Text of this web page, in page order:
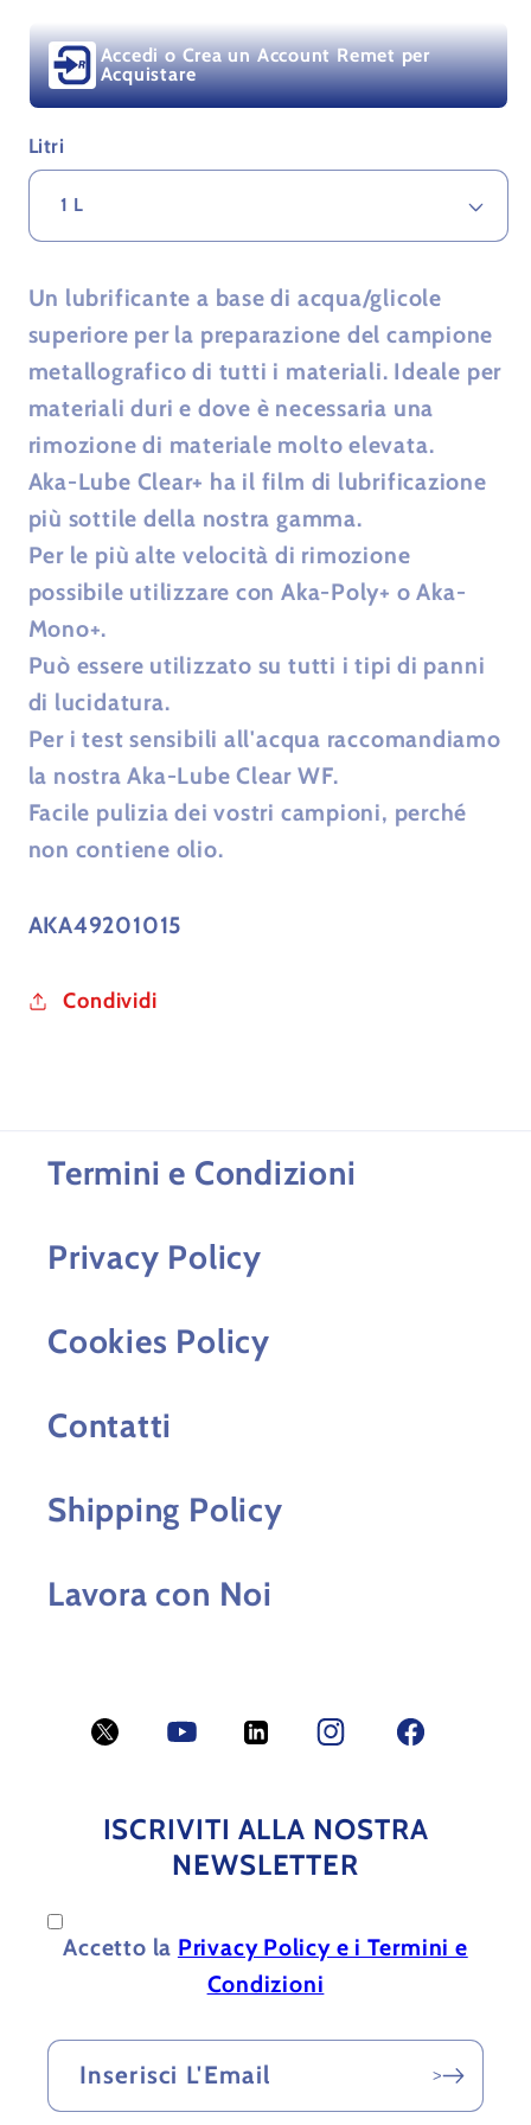
Clear+
Clear+
Accedi o Crea un Account Remet per
Acquistare
Litri
Un lubrificante a base di acqua/glicole
superiore per la preparazione del campione
metallografico di tutti i materiali. Ideale per
materiali duri e dove è necessaria una
rimozione di materiale molto elevata.
Aka-Lube Clear+ ha il film di lubrificazione
più sottile della nostra gamma.
Per le più alte velocità di rimozione
possibile utilizzare con Aka-Poly+ o Aka-
Mono+.
Può essere utilizzato su tutti i tipi di panni
di lucidatura.
Per i test sensibili all'acqua raccomandiamo
la nostra Aka-Lube Clear WF.
Facile pulizia dei vostri campioni, perché
non contiene olio.
AKA49201015
Condividi
Termini e Condizioni
Privacy Policy
Cookies Policy
Contatti
Shipping Policy
Lavora con Noi
Twitter YouTubeLinkedInFacebookFacebook
ISCRIVITI ALLA NOSTRA
NEWSLETTER
Accetto la Privacy Policy e i Termini e
Condizioni
Inserisci L'Email >